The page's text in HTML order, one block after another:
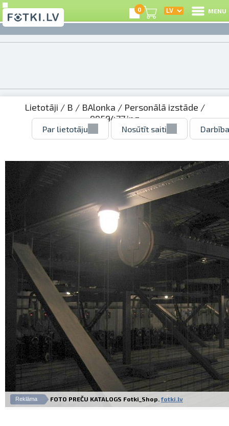
0 MENU
Lietotāji / B / BAlonka / Personālā izstāde /
9959477.jpg
Par lietotāju Nosūtīt saiti
Reklāma FOTO PREČU KATALOGS Fotki_Shop. fotki.lv